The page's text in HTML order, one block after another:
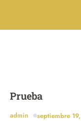
Prueba
admin septiembre